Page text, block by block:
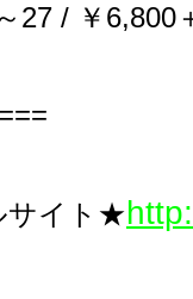
～ 27 / ￥ 6,800
サイト★